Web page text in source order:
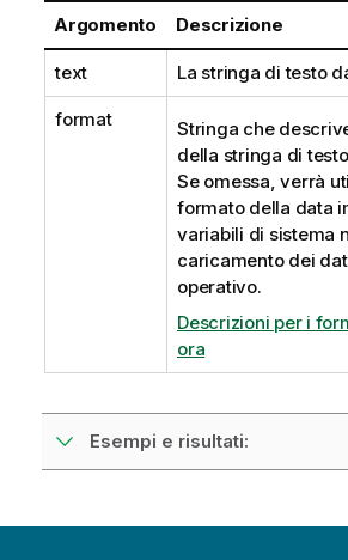
Argomento Descrizione
text La stringa di testo
format
Stringa che
della stringa di
Se omessa, verrà
formato della data
variabili di sistema
caricamento dei
operativo.
Descrizioni per i
ora
Esempi e risultati: